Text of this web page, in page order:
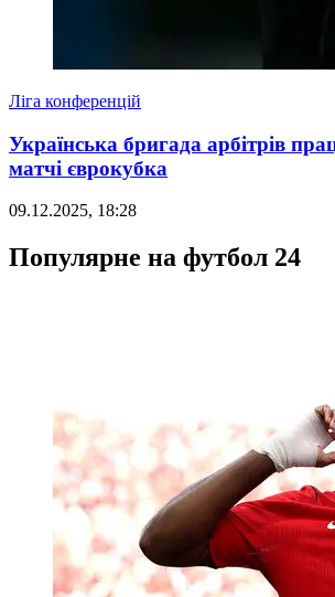
Ліга конференцій
Українська бригада арбітрів
матчі єврокубка
09.12.2025, 18:28
Популярне на футбол 24